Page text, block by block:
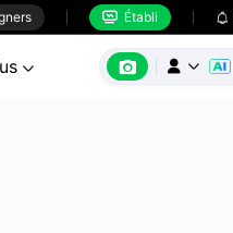
 Établi 
   